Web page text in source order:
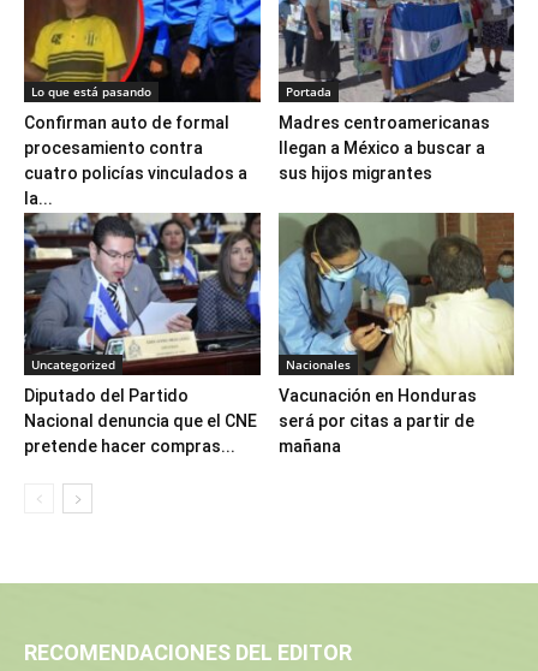
Lo que está pasando
Confirman auto de formal
procesamiento contra
cuatro policías vinculados a
la...
Portada
Madres centroamericanas
llegan a México a buscar a
sus hijos migrantes
Uncategorized
Diputado del Partido
Nacional denuncia que el CNE
pretende hacer compras...
Nacionales
Vacunación en Honduras
será por citas a partir de
mañana
RECOMENDACIONES DEL EDITOR